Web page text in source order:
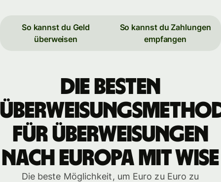
So kannst du Geld
überweisen
So kannst du Zahlungen
empfangen
Die besten
für Überweisungen
nach Europa mit WISE
Die beste Möglichkeit, um Euro zu Euro zu